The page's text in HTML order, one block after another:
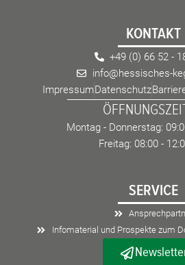
KONTAKT
+49 (0) 66 52 -
info@hessisches-
ImpressumDatenschutz
Montag - Donnerstag:
Freitag: 08:00 -
SERVICE
Infomaterial und Prospekte zum